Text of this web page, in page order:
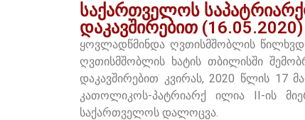
საქართველოს
დაკავშირებით (16.05.2020)
ყოვლადწმინდა ღვთისმშობლის
ღვთისმშობლის ხატის თბილისში
დაკავშირებით კვირას, 2020 წლის 17
კათოლიკოს-პატრიარქ ილია II-ის
საქართველოს დალოცვა.